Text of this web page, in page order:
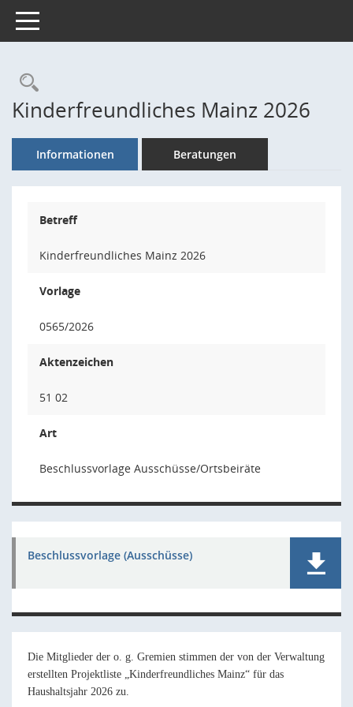
Toggle navigation
Rechercheauswahl
Kinderfreundliches Mainz 2026
Informationen Beratungen
Betreff
Kinderfreundliches Mainz 2026
Vorlage
0565/2026
Aktenzeichen
51 02
Art
Beschlussvorlage Ausschüsse/Ortsbeiräte
Beschlussvorlage (Ausschüsse)
Die Mitglieder der o. g. Gremien stimmen der von der Verwaltung
erstellten Projektliste „Kinderfreundliches Mainz“ für das
Haushaltsjahr 2026 zu.